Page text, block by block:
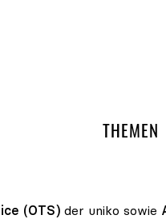
ARBEITSGRUPPEN DER
THEMEN
(OTS) der uniko sowie